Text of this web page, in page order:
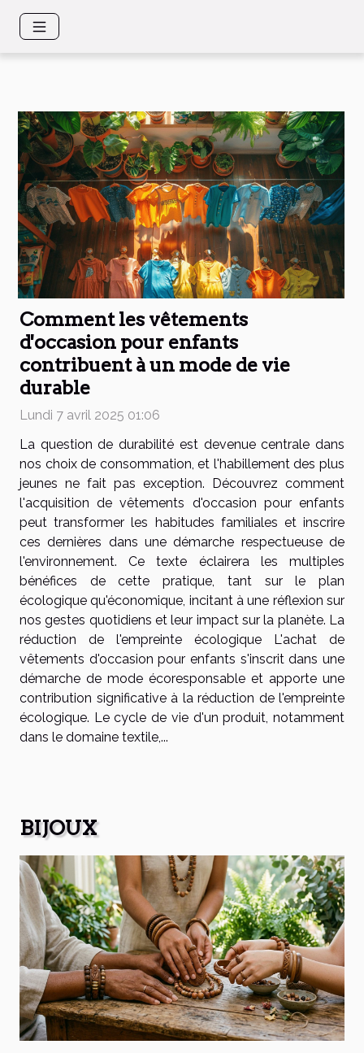
Comment les vêtements
d'occasion pour enfants
contribuent à un mode de vie
durable
Lundi 7 avril 2025 01:06
La question de durabilité est devenue centrale dans
nos choix de consommation, et l'habillement des plus
jeunes ne fait pas exception. Découvrez comment
l'acquisition de vêtements d'occasion pour enfants
peut transformer les habitudes familiales et inscrire
ces dernières dans une démarche respectueuse de
l'environnement. Ce texte éclairera les multiples
bénéfices de cette pratique, tant sur le plan
écologique qu'économique, incitant à une réflexion sur
nos gestes quotidiens et leur impact sur la planète. La
réduction de l'empreinte écologique L'achat de
vêtements d'occasion pour enfants s'inscrit dans une
démarche de mode écoresponsable et apporte une
contribution significative à la réduction de l'empreinte
écologique. Le cycle de vie d'un produit, notamment
dans le domaine textile,...
BIJOUX